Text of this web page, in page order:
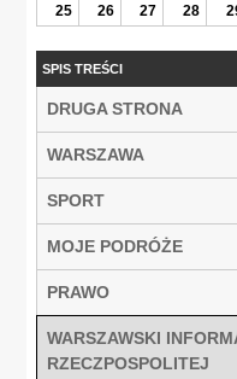
25
26 27 28
SPIS TREŚCI
DRUGA STRONA
WARSZAWA
SPORT
MOJE PODRÓŻE
PRAWO
WARSZAWSKI
RZECZPOSPOLITEJ